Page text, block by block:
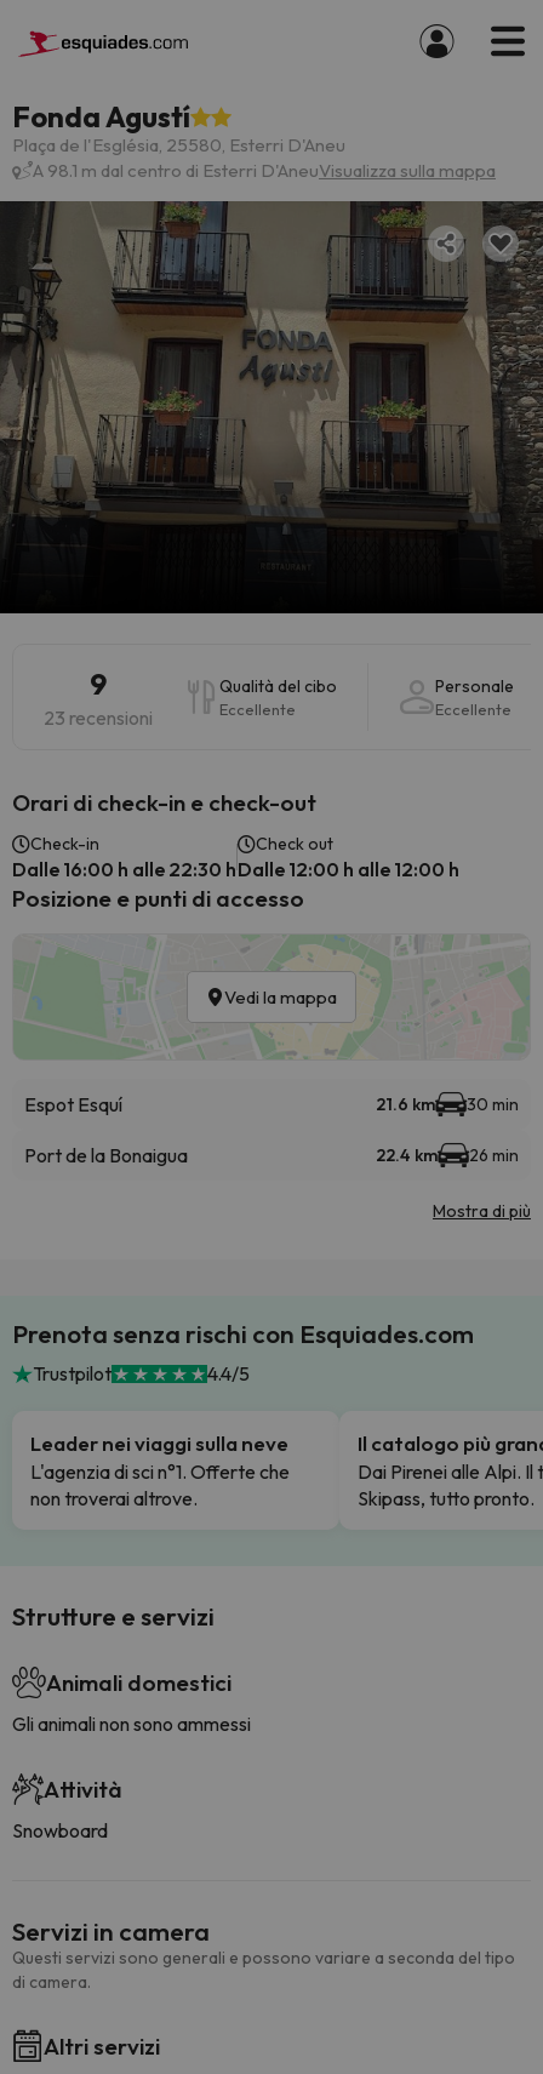
Fonda Agustí
Plaça de l'Església, 25580, Esterri D'Aneu
A 98.1 m dal centro di Esterri D'AneuVisualizza sulla mappa
9
23 recensioni
Qualità del cibo
Eccellente
Personale
Eccellente
Orari di check-in e check-out
Check-in
Dalle 16:00 h alle 22:30 h
Check out
Dalle 12:00 h alle 12:00 h
Posizione e punti di accesso
Vedi la mappa
Espot Esquí 21.6 km 30 min
Port de la Bonaigua 22.4 km 26 min
Mostra di più
Prenota senza rischi con Esquiades.com
Trustpilot 4.4/5
Leader nei viaggi sulla neve
L'agenzia di sci n°1. Offerte che
non troverai altrove.
Il catalogo più
Dai Pirenei alle Alpi. Il
Skipass, tutto pronto.
Strutture e servizi
Animali domestici
Gli animali non sono ammessi
Attività
Snowboard
Servizi in camera
Questi servizi sono generali e possono variare a seconda del tipo
di camera.
Altri servizi